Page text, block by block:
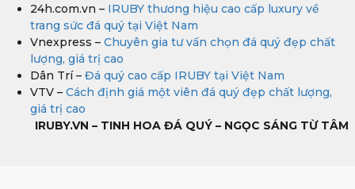
24h.com.vn – IRUBY thương hiệu cao cấp luxury về
trang sức đá quý tại Việt Nam
Vnexpress – Chuyên gia tư vấn chọn đá quý đẹp chất
lượng, giá trị cao
Dân Trí – Đá quý cao cấp IRUBY tại Việt Nam
VTV – Cách định giá một viên đá quý đẹp chất lượng,
giá trị cao
IRUBY.VN – TINH HOA ĐÁ QUÝ – NGỌC SÁNG TỪ TÂM